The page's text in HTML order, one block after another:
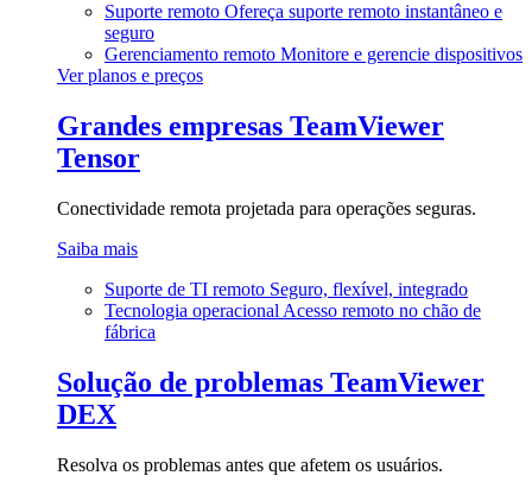
Suporte remoto Ofereça suporte remoto instantâneo e
seguro
Gerenciamento remoto Monitore e gerencie dispositivos
Ver planos e preços
Grandes empresas TeamViewer
Tensor
Conectividade remota projetada para operações seguras.
Saiba mais
Suporte de TI remoto Seguro, flexível, integrado
Tecnologia operacional Acesso remoto no chão de
fábrica
Solução de problemas TeamViewer
DEX
Resolva os problemas antes que afetem os usuários.